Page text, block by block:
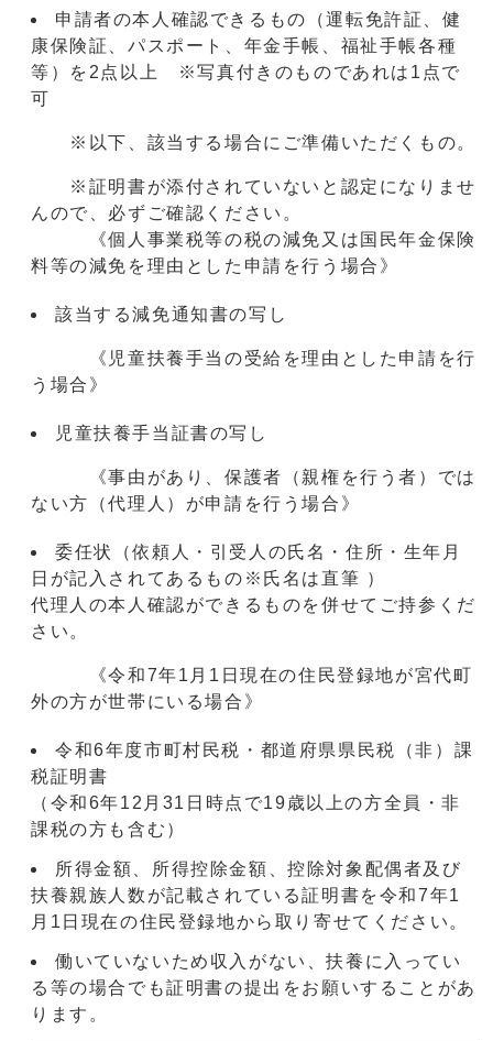
申請者の本人確認できるもの（運転免許証、健
康保険証、パスポート、年金手帳、福祉手帳各種
等）を2点以上 ※写真付きのものであれは1点で
可
※以下、該当する場合にご準備いただくもの。
※証明書が添付されていないと認定になりませ
んので、必ずご確認ください。
《個人事業税等の税の減免又は国民年金保険
料等の減免を理由とした申請を行う場合》
該当する減免通知書の写し
《児童扶養手当の受給を理由とした申請を行
う場合》
児童扶養手当証書の写し
《事由があり、保護者（親権を行う者）では
ない方（代理人）が申請を行う場合》
委任状（依頼人・引受人の氏名・住所・生年月
日が記入されてあるもの※氏名は直筆 ）
代理人の本人確認ができるものを併せてご持参くだ
さい。
《令和7年1月1日現在の住民登録地が宮代町
外の方が世帯にいる場合》
令和6年度市町村民税・都道府県県民税（非）課
税証明書
（令和6年12月31日時点で19歳以上の方全員・非
課税の方も含む）
所得金額、所得控除金額、控除対象配偶者及び
扶養親族人数が記載されている証明書を令和7年1
月1日現在の住民登録地から取り寄せてください。
働いていないため収入がない、扶養に入ってい
る等の場合でも証明書の提出をお願いすることがあ
ります。